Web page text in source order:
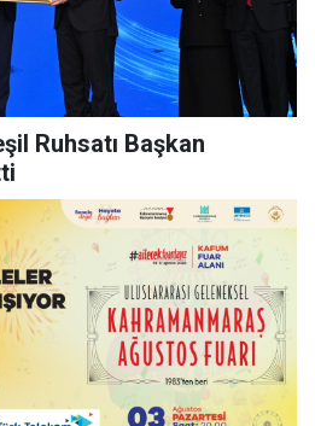
Ruhsatı Başkan